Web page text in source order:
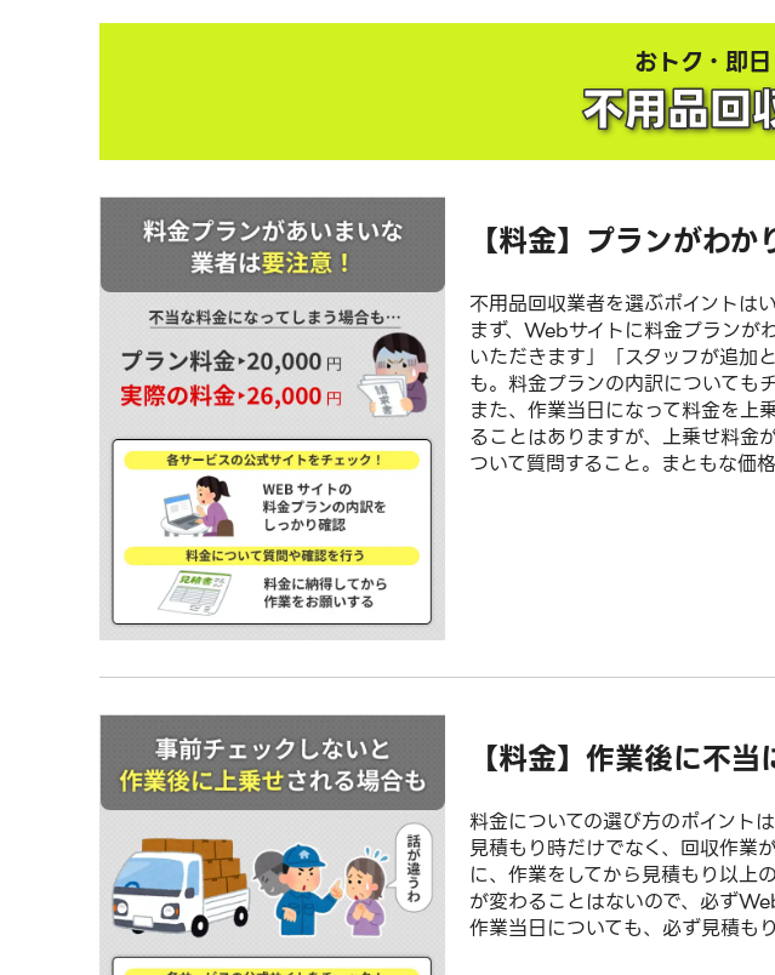
おトク・即
不用品回
【料金】プランがわ
不用品回収業者を選ぶポイントは
まず、Webサイトに料金プランが
いただきます」「スタッフが追加
も。料金プランの内訳についても
また、作業当日になって料金を上
ることはありますが、上乗せ料金
ついて質問すること。まともな価
【料金】作業後に不
料金についての選び方のポイントは
見積もり時だけでなく、回収作業
に、作業をしてから見積もり以上
が変わることはないので、必ず
作業当日についても、必ず見積も